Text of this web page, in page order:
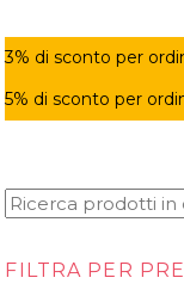
3% di sconto per
5% di sconto per
FILTRA PER